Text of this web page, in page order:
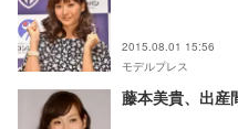
2015.08.01 15:56
モデルプレス
藤本美貴、出産